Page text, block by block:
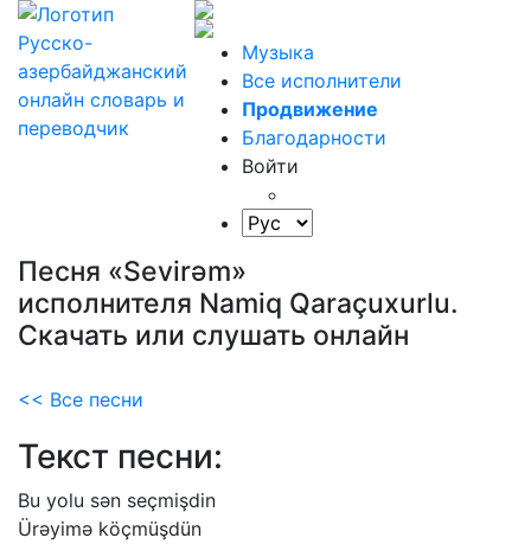
Музыка
Все исполнители
Продвижение
Благодарности
Войти
Песня «Sevirəm»
исполнителя Namiq Qaraçuxurlu.
Скачать или слушать онлайн
<< Все песни
Текст песни:
Bu yolu sən seçmişdin
Ürəyimə köçmüşdün